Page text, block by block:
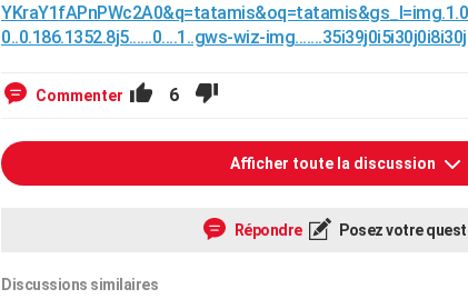
0..0.186.1352.8j5......0....1..gws-wiz-
Commenter 6
Afficher toute la discussion
Répondre Posez votre
Discussions similaires